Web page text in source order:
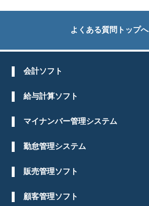
よくある質問トップへ
会計ソフト
給与計算ソフト
マイナンバー管理システム
勤怠管理システム
販売管理ソフト
顧客管理ソフト